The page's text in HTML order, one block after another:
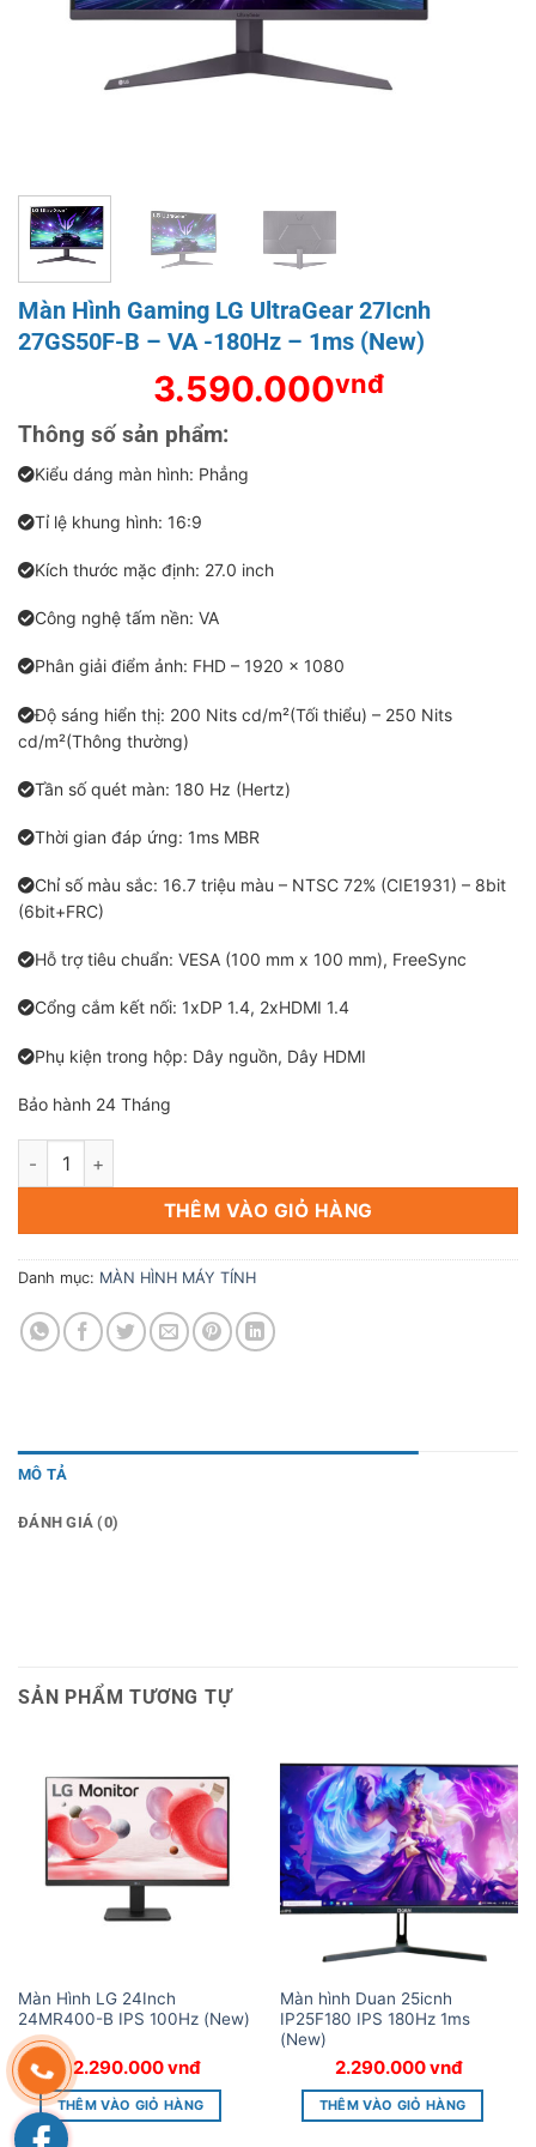
Màn Hình Gaming LG UltraGear 27Icnh
27GS50F-B – VA -180Hz – 1ms (New)
3.590.000vnđ
Thông số sản phẩm:
Kiểu dáng màn hình: Phẳng
Tỉ lệ khung hình: 16:9
Kích thước mặc định: 27.0 inch
Công nghệ tấm nền: VA
Phân giải điểm ảnh: FHD – 1920 x 1080
Độ sáng hiển thị: 200 Nits cd/m²(Tối thiểu) – 250 Nits
cd/m²(Thông thường)
Tần số quét màn: 180 Hz (Hertz)
Thời gian đáp ứng: 1ms MBR
Chỉ số màu sắc: 16.7 triệu màu – NTSC 72% (CIE1931) – 8bit
(6bit+FRC)
Hỗ trợ tiêu chuẩn: VESA (100 mm x 100 mm), FreeSync
Cổng cắm kết nối: 1xDP 1.4, 2xHDMI 1.4
Phụ kiện trong hộp: Dây nguồn, Dây HDMI
Bảo hành 24 Tháng
Màn Hình Gaming LG UltraGear 27Icnh 27GS50F-B - VA -
THÊM VÀO GIỎ HÀNG
Danh mục: MÀN HÌNH MÁY TÍNH
MÔ TẢ
ĐÁNH GIÁ (0)
SẢN PHẨM TƯƠNG TỰ
Màn Hình LG 24Inch
24MR400-B IPS 100Hz (New)
2.290.000vnđ
THÊM VÀO GIỎ HÀNG
Màn hình Duan 25icnh
IP25F180 IPS 180Hz 1ms
(New)
2.290.000vnđ
THÊM VÀO GIỎ HÀNG